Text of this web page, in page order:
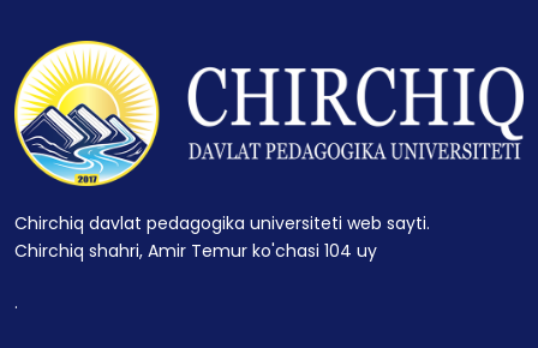
Chirchiq davlat pedagogika universiteti web sayti.
Chirchiq shahri, Amir Temur ko'chasi 104 uy
.